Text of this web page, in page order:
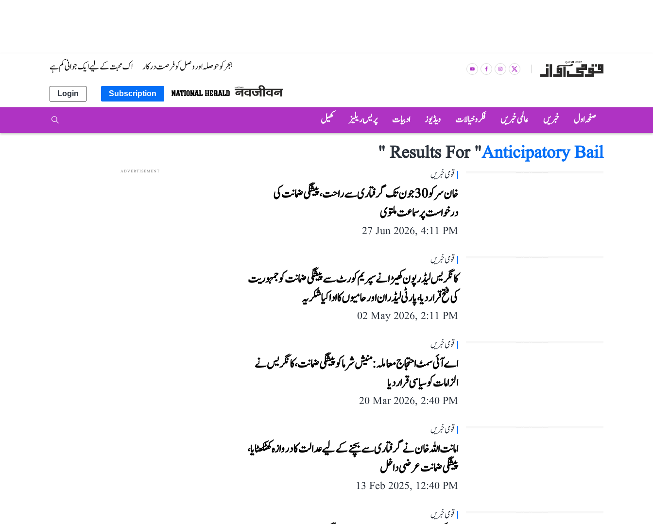
ہجر کو حوصلہ اور وصل کو فرصت درکار اک محبت کے لیے ایک جوانی کم ہے
Subscription
Login
صفحہ اول خبریں عالمی خبریں فکر و خیالات ویڈیوز ادبیات پریس ریلیز کھیل
Results For "Anticipatory Bail
"
قومی خبریں
خان سر کو 30 جون تک گرفتاری سے راحت، پیشگی ضمانت کی
درخواست پر سماعت ملتوی
27 Jun 2026, 4:11 PM
قومی خبریں
کانگریس لیڈر پون کھیڑا نے سپریم کورٹ سے پیشگی ضمانت کو جمہوریت
کی فتح قرار دیا، پارٹی لیڈران اور حامیوں کا ادا کیا شکریہ
02 May 2026, 2:11 PM
قومی خبریں
اے آئی سمٹ احتجاج معاملہ: منیش شرما کو پیشگی ضمانت، کانگریس نے
الزامات کو سیاسی قرار دیا
20 Mar 2026, 2:40 PM
قومی خبریں
امانت اللہ خان نے گرفتاری سے بچنے کے لیے عدالت کا دروازہ کھٹکھٹایا،
پیشگی ضمانت عرضی داخل
13 Feb 2025, 12:40 PM
قومی خبریں
ADVERTISEMENT